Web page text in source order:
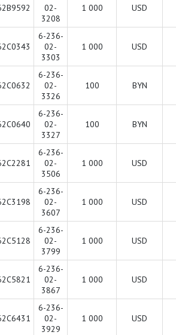
02-
3208
1 000 USD
6-236-
02-
3303
1 000 USD
6-236-
02-
3326
100 BYN
6-236-
02-
3327
100 BYN
6-236-
02-
3506
1 000 USD
6-236-
02-
3607
1 000 USD
6-236-
02-
3799
1 000 USD
6-236-
02-
3867
1 000 USD
6-236-
02-
3929
1 000 USD